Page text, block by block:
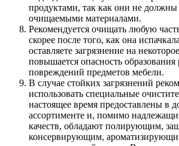
продуктами, так как они не должны
очищаемыми материалами.
Рекомендуется очищать любую
скорее после того, как она
оставляете загрязнение на
повышается опасность образования
повреждений предметов мебели.
В случае стойких загрязнений
использовать специальные
настоящее время предоставлены в
ассортименте и, помимо
качеств, обладают полирующим,
консервирующим,